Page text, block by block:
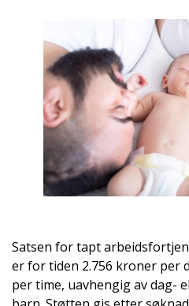
Satsen for tapt
er for tiden 2.756 kroner per
per time, uavhengig av dag-